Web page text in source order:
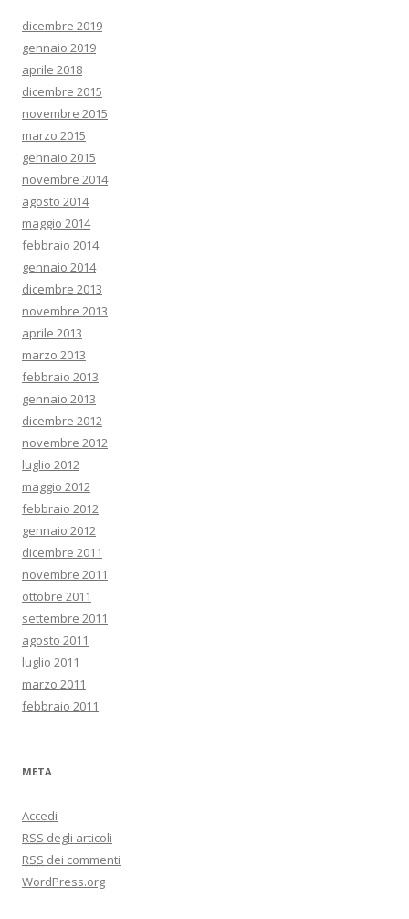
dicembre 2019
gennaio 2019
aprile 2018
dicembre 2015
novembre 2015
marzo 2015
gennaio 2015
novembre 2014
agosto 2014
maggio 2014
febbraio 2014
gennaio 2014
dicembre 2013
novembre 2013
aprile 2013
marzo 2013
febbraio 2013
gennaio 2013
dicembre 2012
novembre 2012
luglio 2012
maggio 2012
febbraio 2012
gennaio 2012
dicembre 2011
novembre 2011
ottobre 2011
settembre 2011
agosto 2011
luglio 2011
marzo 2011
febbraio 2011
META
Accedi
RSS degli articoli
RSS dei commenti
WordPress.org